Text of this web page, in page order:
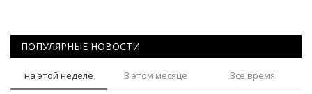
ПОПУЛЯРНЫЕ НОВОСТИ
на этой неделе В этом месяце Все время